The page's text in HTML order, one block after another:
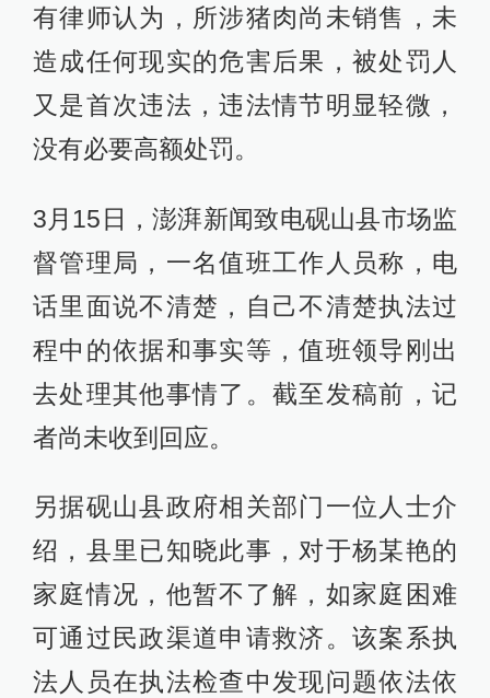
有律师认为，所涉猪肉尚未销售，未
造成任何现实的危害后果，被处罚人
又是首次违法，违法情节明显轻微，
没有必要高额处罚。
3月15日，澎湃新闻致电砚山县市场监
督管理局，一名值班工作人员称，电
话里面说不清楚，自己不清楚执法过
程中的依据和事实等，值班领导刚出
去处理其他事情了。截至发稿前，记
者尚未收到回应。
另据砚山县政府相关部门一位人士介
绍，县里已知晓此事，对于杨某艳的
家庭情况，他暂不了解，如家庭困难
可通过民政渠道申请救济。该案系执
法人员在执法检查中发现问题依法依